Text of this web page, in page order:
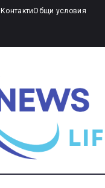
КонтактиОбщи условия